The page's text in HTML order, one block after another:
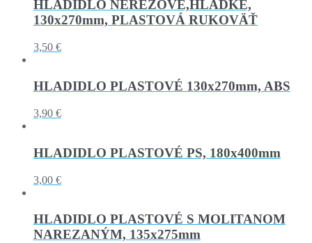
HLADIDLO NEREZOVÉ,HLADKÉ,
130x270mm, PLASTOVÁ RUKOVÄŤ
3,50 €
HLADIDLO PLASTOVÉ 130x270mm, ABS
3,90 €
HLADIDLO PLASTOVÉ PS, 180x400mm
3,00 €
HLADIDLO PLASTOVÉ S MOLITANOM
NAREZANÝM, 135x275mm